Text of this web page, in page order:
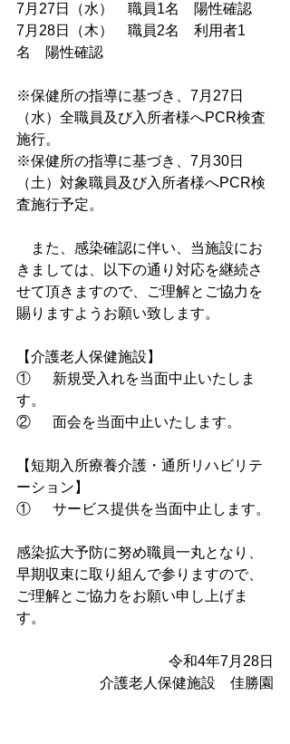
7月27日（水）　職員1名　陽性確認
7月28日（木）　職員2名　利用者1
名　陽性確認
※保健所の指導に基づき、7月27日
（水）全職員及び入所者様へPCR検査
施行。
※保健所の指導に基づき、7月30日
（土）対象職員及び入所者様へPCR検
査施行予定。
また、感染確認に伴い、当施設にお
きましては、以下の通り対応を継続さ
せて頂きますので、ご理解とご協力を
賜りますようお願い致します。
【介護老人保健施設】
①	新規受入れを当面中止いたしま
す。
②	面会を当面中止いたします。
【短期入所療養介護・通所リハビリテ
ーション】
①	サービス提供を当面中止します。
感染拡大予防に努め職員一丸となり、
早期収束に取り組んで参りますので、
ご理解とご協力をお願い申し上げま
す。
令和4年7月28日
介護老人保健施設　佳勝園